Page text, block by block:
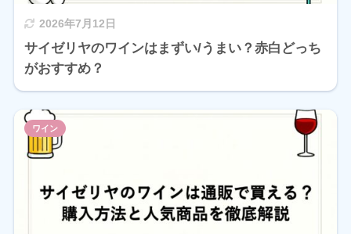
2026年7月12日
サイゼリヤのワインはまずい/うまい？赤白どっち
がおすすめ？
ワイン